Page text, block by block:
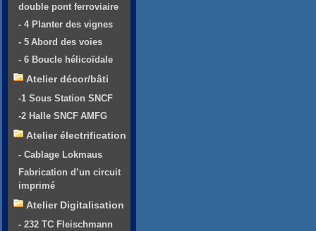
double pont ferroviaire
- 4 Planter des vignes
- 5 Abord des voies
- 6 Boucle hélicoïdale
Atelier décor/bâti
-1 Sous Station SNCF
-2 Halle SNCF AMFG
Atelier électrification
- Cablage Lokmaus
Fabrication d’un circuit
imprimé
Atelier Digitalisation
- 232 TC Fleischmann